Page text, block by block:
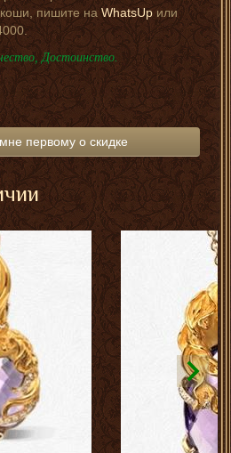
пишите на WhatsUp или
Достоинство.
первому о скидке